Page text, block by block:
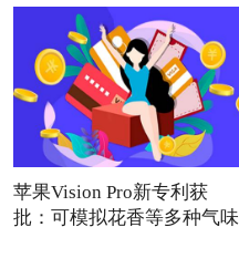
苹果Vision Pro新专利获
批：可模拟花香等多种气味